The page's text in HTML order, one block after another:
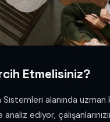
Etmelisiniz?
alanında
ediyor,